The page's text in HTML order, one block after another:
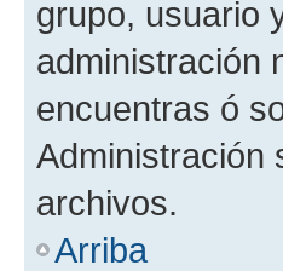
grupo, usuario
administración
encuentras ó
Administración
archivos.
Arriba